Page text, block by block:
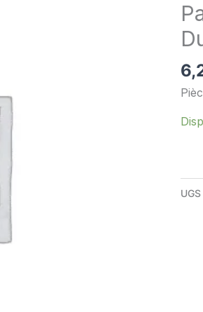
-
Duval
ref
UGS